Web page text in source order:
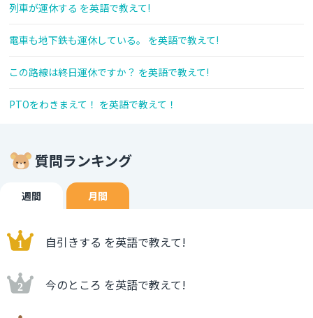
列車が運休する を英語で教えて!
電車も地下鉄も運休している。 を英語で教えて!
この路線は終日運休ですか？ を英語で教えて!
PTOをわきまえて！ を英語で教えて！
質問ランキング
週間 月間
自引きする を英語で教えて!
今のところ を英語で教えて!